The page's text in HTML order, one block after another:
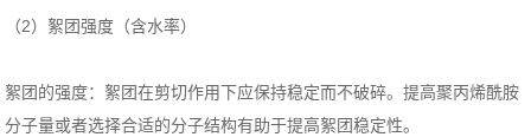
（2）絮团强度（含水率）
絮团的强度：絮团在剪切作用下应保持稳定而不破碎。提高聚丙烯酰胺
分子量或者选择合适的分子结构有助于提高絮团稳定性。